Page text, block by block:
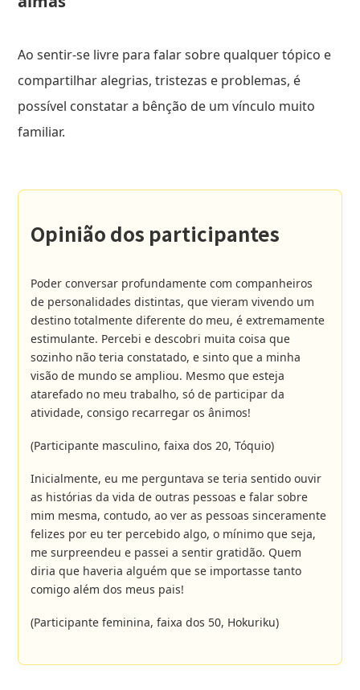
Ao sentir-se livre para falar sobre qualquer tópico e
compartilhar alegrias, tristezas e problemas, é
possível constatar a bênção de um vínculo muito
familiar.
Opinião dos participantes
Poder conversar profundamente com companheiros
de personalidades distintas, que vieram vivendo um
destino totalmente diferente do meu, é extremamente
estimulante. Percebi e descobri muita coisa que
sozinho não teria constatado, e sinto que a minha
visão de mundo se ampliou. Mesmo que esteja
atarefado no meu trabalho, só de participar da
atividade, consigo recarregar os ânimos!
(Participante masculino, faixa dos 20, Tóquio)
Inicialmente, eu me perguntava se teria sentido ouvir
as histórias da vida de outras pessoas e falar sobre
mim mesma, contudo, ao ver as pessoas sinceramente
felizes por eu ter percebido algo, o mínimo que seja,
me surpreendeu e passei a sentir gratidão. Quem
diria que haveria alguém que se importasse tanto
comigo além dos meus pais!
(Participante feminina, faixa dos 50, Hokuriku)